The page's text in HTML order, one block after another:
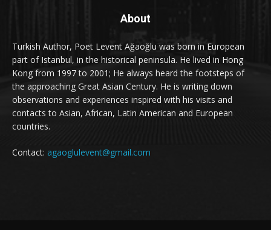
About
Turkish Author, Poet Levent Ağaoğlu was born in European
part of Istanbul, in the historical peninsula. He lived in Hong
Kong from 1997 to 2001; He always heard the footsteps of
the approaching Great Asian Century. He is writing down
observations and experiences inspired with his visits and
contacts to Asian, African, Latin American and European
countries.
Contact: agaoglulevent@gmail.com